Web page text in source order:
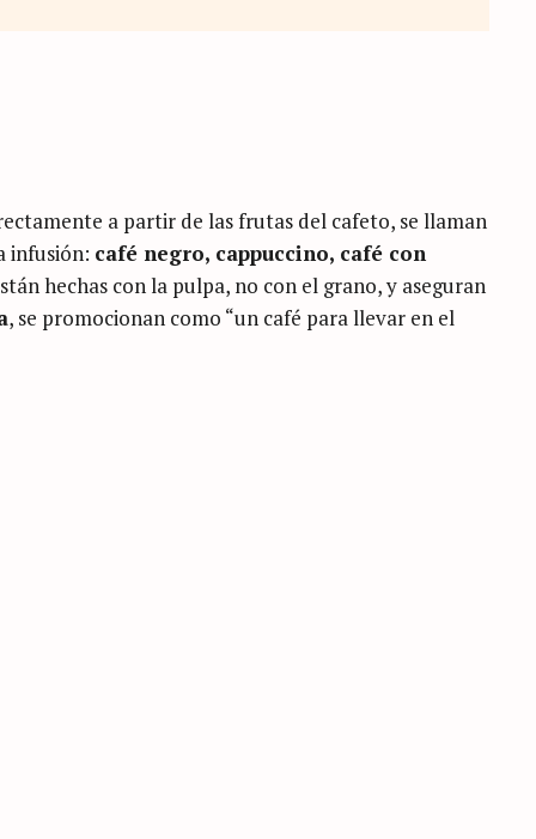
a partir de las frutas del cafeto, se llaman
infusión: café negro, cappuccino, café con
hechas con la pulpa, no con el grano, y aseguran
, se promocionan como “un café para llevar en el